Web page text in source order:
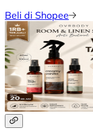
Beli di Shopee